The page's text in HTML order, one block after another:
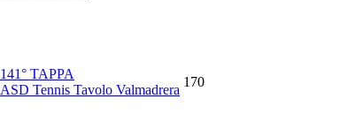
141° TAPPA
ASD Tennis Tavolo Valmadrera
170